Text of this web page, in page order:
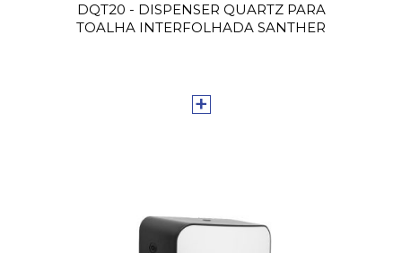
DQT20 - DISPENSER QUARTZ PARA
TOALHA INTERFOLHADA SANTHER
+